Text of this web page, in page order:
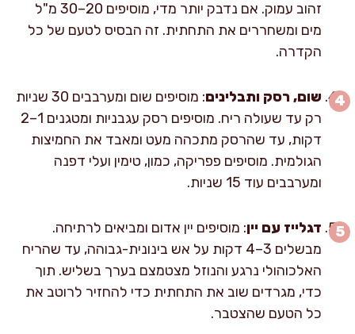
זהוב עמוק. אם נדבק יותר מדי, מוסיפים 20–30 מ"ל
מים ומשחררים את התחתית. זה הבסיס לטעם של כל
הקדרה.
שום, רסק ותבלינים
: מוסיפים שום ומערבבים 30 שניות
רק עד שעולה ריח. מוסיפים רסק עגבניות ומטגנים 1–2
דקות, עד שהרסק מתכהה מעט ומאבד את החמיצות
הגולמית. מוסיפים פפריקה, כמון, טימין ועלי דפנה
ומערבבים עוד 15 שניות.
דגלייז עם יין: מוסיפים יין אדום ומביאים לרתיחה.
מבשלים 3–4 דקות על אש בינונית-גבוהה, עד שהריח
האלכוהולי נרגע והנוזל מצטמצם בערך בשליש. תוך
כדי, מגרדים שוב את התחתית כדי להחזיר לרוטב את
כל הטעם שהצטבר.